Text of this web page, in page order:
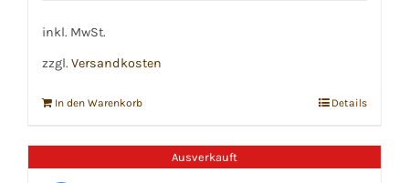
inkl. MwSt.
zzgl. Versandkosten
In den Warenkorb Details
Ausverkauft